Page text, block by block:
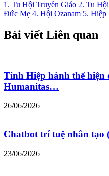
1. Tu Hội Truyền Giáo 2. Tu
Đức Mẹ 4. Hội Ozanam 5.
Bài viết Liên quan
Tính Hiệp hành thể
Humanitas…
26/06/2026
Chatbot trí tuệ nhân
23/06/2026